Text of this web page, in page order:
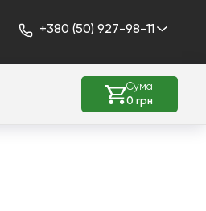
+380 (50) 927-98-11
Сума:
0 грн